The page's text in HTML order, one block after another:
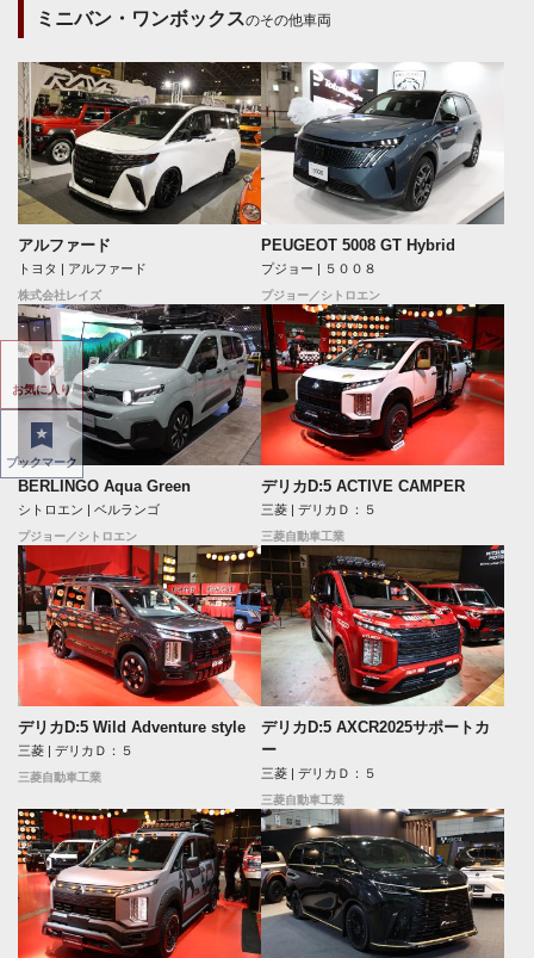
ミニバン・ワンボックスのその他車両
アルファード
トヨタ | アルファード
株式会社レイズ
PEUGEOT 5008 GT Hybrid
プジョー | ５００８
プジョー／シトロエン
BERLINGO Aqua Green
シトロエン | ベルランゴ
プジョー／シトロエン
デリカD:5 ACTIVE CAMPER
三菱 | デリカＤ：５
三菱自動車工業
デリカD:5 Wild Adventure style
三菱 | デリカＤ：５
三菱自動車工業
デリカD:5 AXCR2025サポートカ
ー
三菱 | デリカＤ：５
三菱自動車工業
お気に入り
ブックマーク